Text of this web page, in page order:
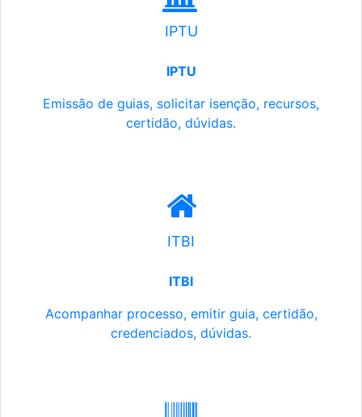
IPTU
IPTU
Emissão de guias, solicitar isenção, recursos,
certidão, dúvidas.
ITBI
ITBI
Acompanhar processo, emitir guia, certidão,
credenciados, dúvidas.